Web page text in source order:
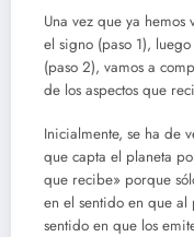
Una vez que ya
el signo (paso 1),
(paso 2), vamos a
de los aspectos que
Inicialmente, se ha de
que capta el planeta
que recibe» porque
en el sentido en que al
sentido en que los